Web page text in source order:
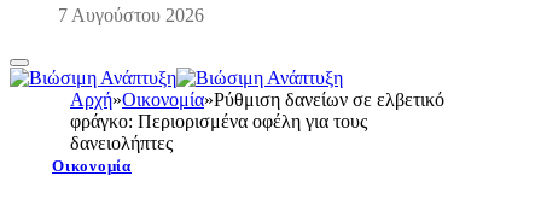
7 Αυγούστου 2026
Αρχή»Οικονομία»Ρύθμιση δανείων σε ελβετικό
φράγκο: Περιορισμένα οφέλη για τους
δανειολήπτες
Οικονομία